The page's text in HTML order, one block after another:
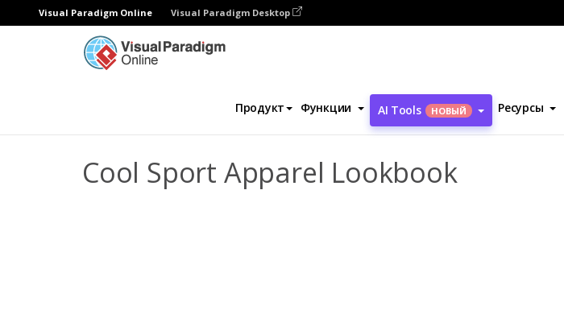
Visual Paradigm Online Visual Paradigm Desktop
Продукт Функции AI Tools НОВЫЙ Ресурсы
Cool Sport Apparel Lookbook
Cool Sport Apparel Lookbook